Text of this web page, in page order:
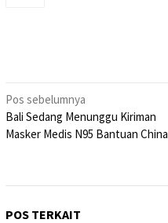
Navigasi
pos
Pos sebelumnya
Bali Sedang Menunggu Kiriman
Masker Medis N95 Bantuan China
POS TERKAIT